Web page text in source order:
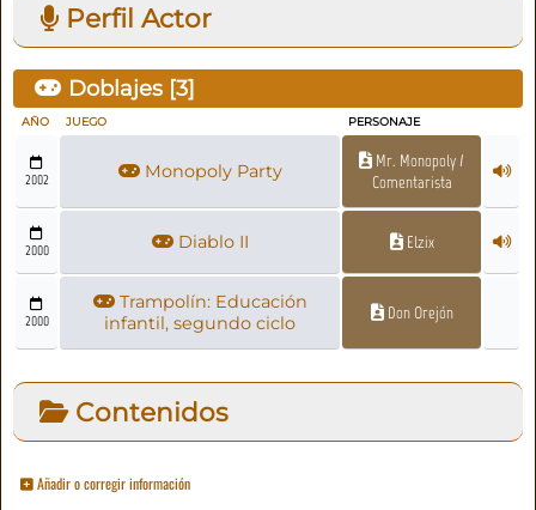
Perfil Actor
Doblajes [3]
AÑO JUEGO PERSONAJE
2002 Monopoly Party
Mr. Monopoly /
Comentarista
2000 Diablo II Elzix
2000
Trampolín: Educación
infantil, segundo ciclo
Don Orejón
Contenidos
Añadir o corregir información